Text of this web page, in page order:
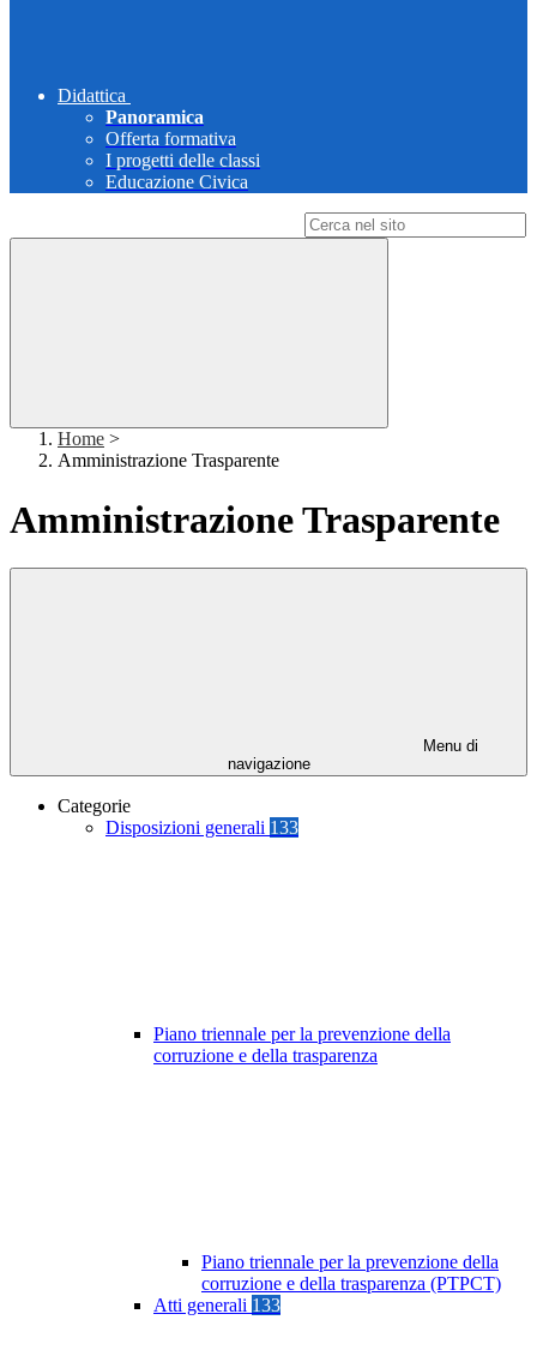
Didattica
Panoramica
Offerta formativa
I progetti delle classi
Educazione Civica
Home >
Amministrazione Trasparente
Amministrazione Trasparente
Menu di
navigazione
Categorie
Disposizioni generali 133
Piano triennale per la prevenzione della
corruzione e della trasparenza
Piano triennale per la prevenzione della
corruzione e della trasparenza (PTPCT)
Atti generali 133